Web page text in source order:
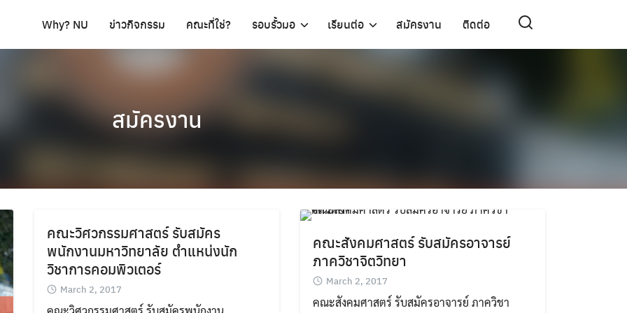
Why? NU ข่าวกิจกรรม คณะที่ใช่? รอบรั้วมอ เรียนต่อ สมัครงาน ติดต่อ
สมัครงาน
คณะวิศวกรรมศาสตร์ รับสมัคร
พนักงานมหาวิทยาลัย ตำแหน่งนัก
วิชาการคอมพิวเตอร์
March 2, 2017
คณะสังคมศาสตร์ รับสมัครอาจารย์
ภาควิชาจิตวิทยา
March 2, 2017
คณะสังคมศาสตร์ รับสมัครอาจารย์ ภาควิชา